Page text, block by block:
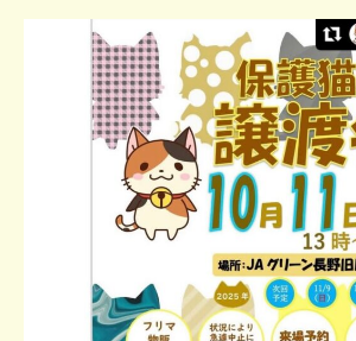
o
u
f
u
u